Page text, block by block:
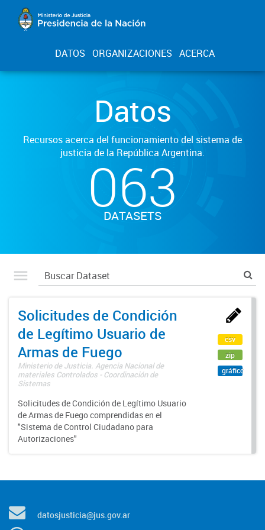
DATOS ORGANIZACIONES ACERCA
Datos
Recursos acerca del funcionamiento del sistema de
justicia de la República Argentina.
063
DATASETS
Solicitudes de Condición
de Legítimo Usuario de
Armas de Fuego
Ministerio de Justicia. Agencia Nacional de
materiales Controlados - Coordinación de
Sistemas
Solicitudes de Condición de Legítimo Usuario
de Armas de Fuego comprendidas en el
"Sistema de Control Ciudadano para
Autorizaciones"
csv
zip
gráfico
datosjusticia@jus.gov.ar